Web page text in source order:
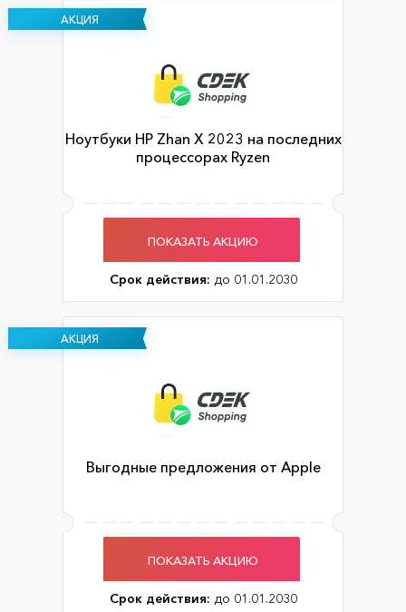
АКЦИЯ
Ноутбуки HP Zhan X 2023 на последних
процессорах Ryzen
ПОКАЗАТЬ АКЦИЮ
Срок действия: до 01.01.2030
АКЦИЯ
Выгодные предложения от Apple
ПОКАЗАТЬ АКЦИЮ
Срок действия: до 01.01.2030